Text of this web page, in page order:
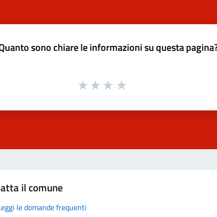
sono chiare le informazioni su questa
il comune
le domande frequenti